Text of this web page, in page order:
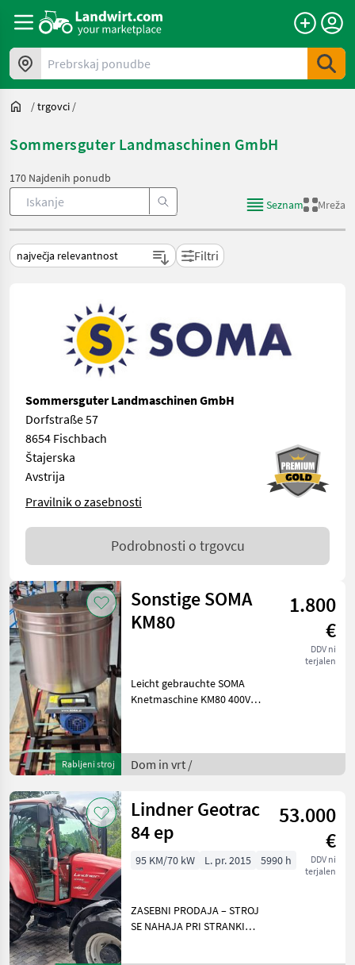
Prebrskaj ponudbe
/trgovci /
Sommersguter Landmaschinen GmbH
170 Najdenih ponudb
Seznam
Mreža
Filtri
Sommersguter Landmaschinen GmbH
Dorfstraße 57
8654 Fischbach
Štajerska
Avstrija
Pravilnik o zasebnosti
Podrobnosti o trgovcu
Rabljeni stroj
Sonstige SOMA
KM80
1.800
€
DDV ni
terjalen
Leicht gebrauchte SOMA
Knetmaschine KM80 400V
und kann unter der
Telefonnummer - besichtigt
Dom in vrt /
Lindner Geotrac
84 ep
53.000
€
DDV ni
terjalen
95 KM/70 kW L. pr. 2015 5990 h
ZASEBNI PRODAJA – STROJ
SE NAHAJA PRI STRANKI